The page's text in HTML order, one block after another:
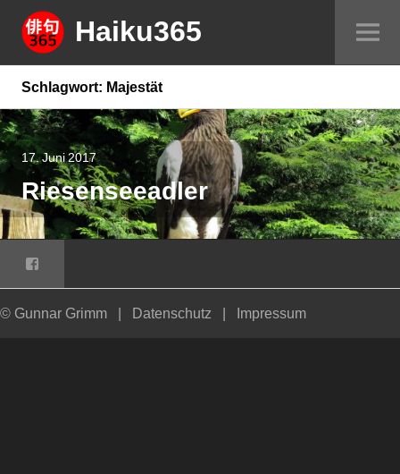
Springe
zum
Inhalt
Haiku365
Schlagwort: Majestät
17. Juni 2017
Riesenseeadler
Facebook
© Gunnar Grimm | Datenschutz | Impressum